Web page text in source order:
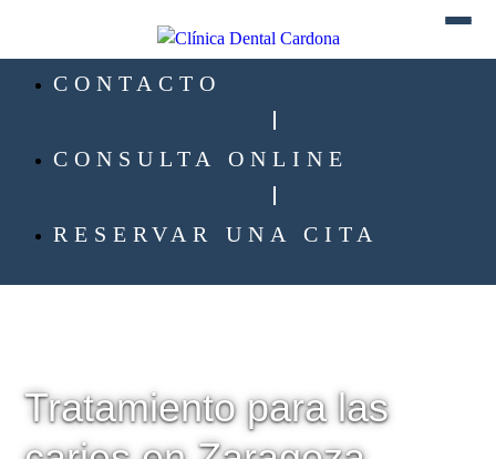
CONTACTO
CONSULTA ONLINE
RESERVAR UNA CITA
Tratamiento para las